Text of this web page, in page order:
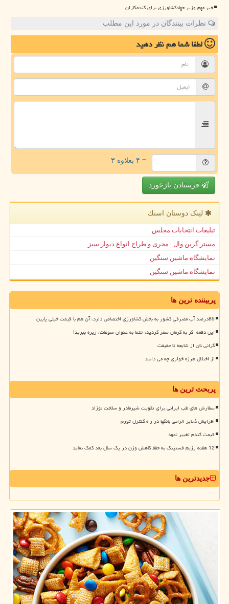
خبر مهم وزیر جهادکشاورزی برای گندمکاران
نظرات بینندگان در مورد این مطلب
لطفا شما همنظر دهید
= ۴ بعلاوه ۳
فرستادن بازخورد
لینک دوستان اسنك
تبلیغات انتخابات مجلس
مستر گرین وال | مجری و طراح انواع دیوار سبز
نمایشگاه ماشین سنگین
نمایشگاه ماشین سنگین
پربیننده ترین ها
85درصد آب مصرفی کشور به بخش کشاورزی اختصاص دارد، آن هم با قیمت خیلی پایین
این دفعه اگر به کرمان سفر کردید، حتما به عنوان سوغات، زیره ببرید!
گرانی نان از شایعه تا حقیقت
از اختلال هرزه خواری چه می دانید
پربحث ترین ها
سفارش های طب ایرانی برای تقویت شیرمادر و سلامت نوزاد
افزایش ذخایر الزامی بانکها در راه کنترل تورم
قیمت گندم تغییر نمود
12 هفته رژیم فستینگ به حفظ کاهش وزن در یک سال بعد کمک نماید
جدیدترین ها